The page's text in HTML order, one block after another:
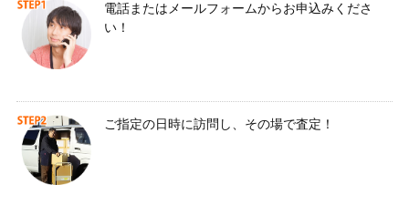
電話またはメールフォームからお申込みくださ
い！
ご指定の日時に訪問し、その場で査定！